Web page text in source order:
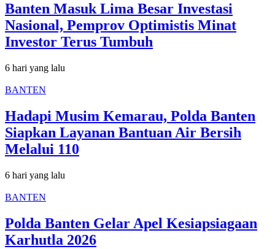
Banten Masuk Lima Besar Investasi
Nasional, Pemprov Optimistis Minat
Investor Terus Tumbuh
6 hari yang lalu
BANTEN
Hadapi Musim Kemarau, Polda Banten
Siapkan Layanan Bantuan Air Bersih
Melalui 110
6 hari yang lalu
BANTEN
Polda Banten Gelar Apel Kesiapsiagaan
Karhutla 2026